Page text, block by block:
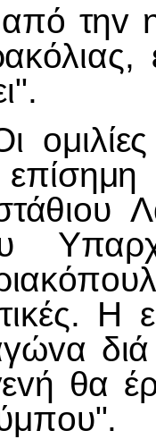
ημέρα
πoυ
θα